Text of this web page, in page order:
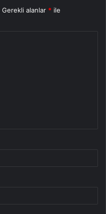
Gerekli alanlar * ile